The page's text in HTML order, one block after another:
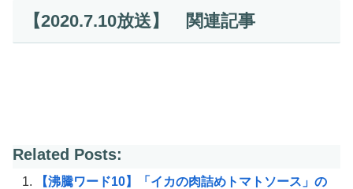
【2020.7.10放送】 関連記事
Related Posts:
【沸騰ワード10】「イカの肉詰めトマトソース」の